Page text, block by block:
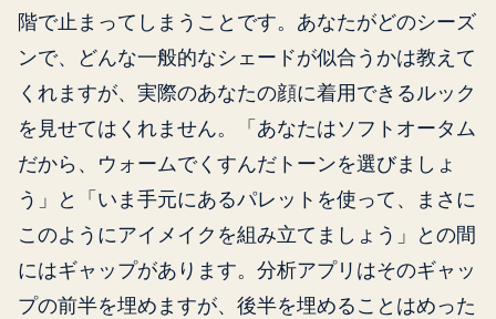
階で止まってしまうことです。あなたがどのシーズ
ンで、どんな一般的なシェードが似合うかは教えて
くれますが、実際のあなたの顔に着用できるルック
を見せてはくれません。「あなたはソフトオータム
だから、ウォームでくすんだトーンを選びましょ
う」と「いま手元にあるパレットを使って、まさに
このようにアイメイクを組み立てましょう」との間
にはギャップがあります。分析アプリはそのギャッ
プの前半を埋めますが、後半を埋めることはめった